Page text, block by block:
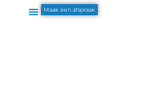
Maak een afspraak